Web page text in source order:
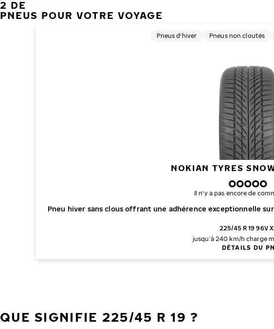
2 DE
PNEUS POUR VOTRE VOYAGE
NOKIAN TYRES
Pneu hiver sans clous offrant une adhérence exceptionnelle
Pneus d'hiver Pneus non cloutés
Il n'y a pas encore de
225/45 R 19 96V
jusqu’à 240 km/h charge
DÉTAILS DU
QUE SIGNIFIE 225/45 R 19 ?